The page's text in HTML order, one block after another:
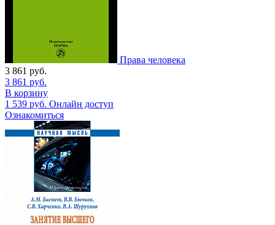
Права человека
3 861 руб.
3 861 руб.
В корзину
1 539 руб. Онлайн доступ
Ознакомиться